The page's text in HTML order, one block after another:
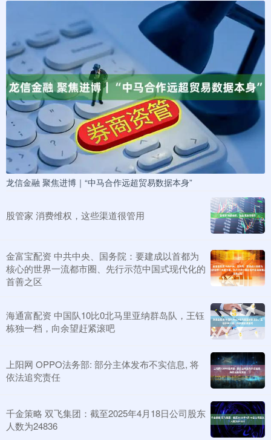
龙信金融 聚焦进博｜“中马合作远超贸易数据本身”
股管家 消费维权，这些渠道很管用
金富宝配资 中共中央、国务院：要建成以首都为
核心的世界一流都市圈、先行示范中国式现代化的
首善之区
海通富配资 中国队10比0北马里亚纳群岛队，王钰
栋独一档，向余望赶紧滚吧
上阳网 OPPO法务部: 部分主体发布不实信息, 将
依法追究责任
千金策略 双飞集团：截至2025年4月18日公司股东
人数为24836